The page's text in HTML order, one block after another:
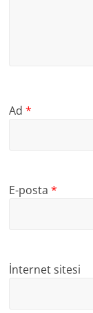
Ad*
E-posta*
İnternet sitesi